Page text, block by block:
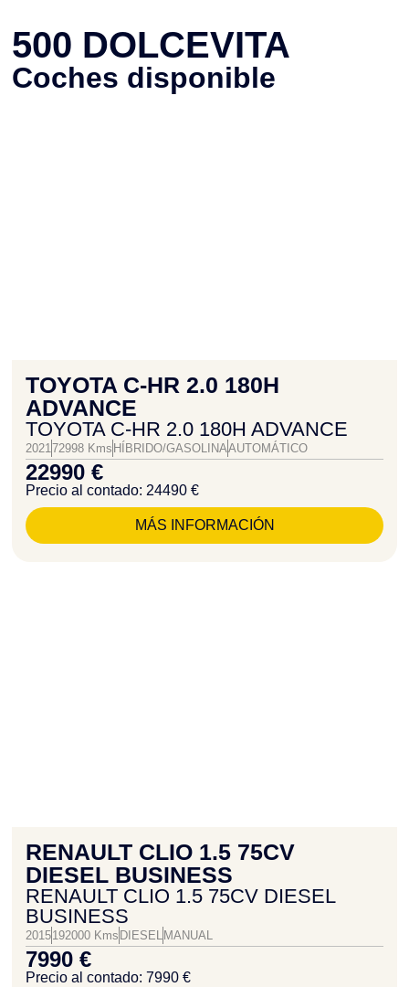
500 DOLCEVITA
Coches disponible
TOYOTA C-HR 2.0 180H
ADVANCE
TOYOTA C-HR 2.0 180H ADVANCE
202172998 Kms HÍBRIDO/GASOLINAAUTOMÁTICO
22990 €
Precio al contado: 24490 €
MÁS INFORMACIÓN
RENAULT CLIO 1.5 75CV
DIESEL BUSINESS
RENAULT CLIO 1.5 75CV DIESEL
BUSINESS
2015192000 Kms DIESEL MANUAL
7990 €
Precio al contado: 7990 €